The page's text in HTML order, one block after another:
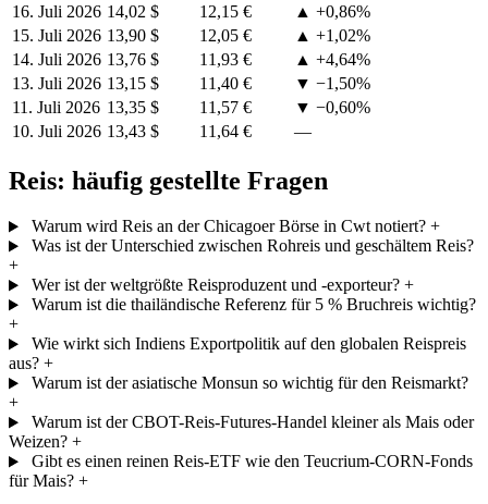
16. Juli 2026 14,02 $ 12,15 €
▲ +0,86%
15. Juli 2026 13,90 $ 12,05 €
▲ +1,02%
14. Juli 2026 13,76 $ 11,93 €
▲ +4,64%
13. Juli 2026 13,15 $ 11,40 €
▼ −1,50%
11. Juli 2026 13,35 $ 11,57 €
▼ −0,60%
10. Juli 2026 13,43 $ 11,64 € —
Reis: häufig gestellte Fragen
Warum wird Reis an der Chicagoer Börse in Cwt notiert? +
Was ist der Unterschied zwischen Rohreis und geschältem Reis?
+
Wer ist der weltgrößte Reisproduzent und -exporteur? +
Warum ist die thailändische Referenz für 5 % Bruchreis wichtig?
+
Wie wirkt sich Indiens Exportpolitik auf den globalen Reispreis
aus? +
Warum ist der asiatische Monsun so wichtig für den Reismarkt?
+
Warum ist der CBOT-Reis-Futures-Handel kleiner als Mais oder
Weizen? +
Gibt es einen reinen Reis-ETF wie den Teucrium-CORN-Fonds
für Mais? +